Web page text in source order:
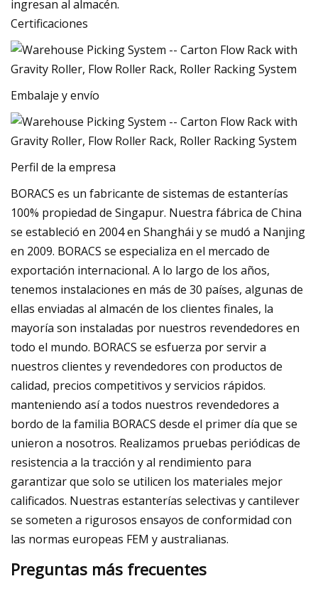
ingresan al almacén.
Certificaciones
Embalaje y envío
Perfil de la empresa
BORACS es un fabricante de sistemas de estanterías
100% propiedad de Singapur. Nuestra fábrica de China
se estableció en 2004 en Shanghái y se mudó a Nanjing
en 2009. BORACS se especializa en el mercado de
exportación internacional. A lo largo de los años,
tenemos instalaciones en más de 30 países, algunas de
ellas enviadas al almacén de los clientes finales, la
mayoría son instaladas por nuestros revendedores en
todo el mundo. BORACS se esfuerza por servir a
nuestros clientes y revendedores con productos de
calidad, precios competitivos y servicios rápidos.
manteniendo así a todos nuestros revendedores a
bordo de la familia BORACS desde el primer día que se
unieron a nosotros. Realizamos pruebas periódicas de
resistencia a la tracción y al rendimiento para
garantizar que solo se utilicen los materiales mejor
calificados. Nuestras estanterías selectivas y cantilever
se someten a rigurosos ensayos de conformidad con
las normas europeas FEM y australianas.
Preguntas más frecuentes